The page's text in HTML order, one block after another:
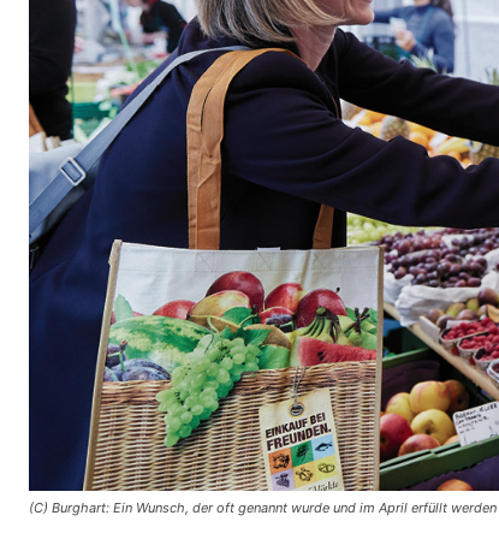
(C) Burghart: Ein Wunsch, der oft genannt wurde und im April erfüllt